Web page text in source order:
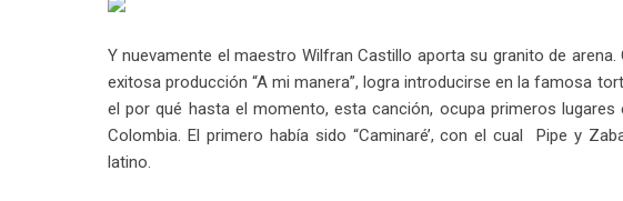
Y nuevamente el maestro Wilfran Castillo aporta su granito de arena.
exitosa producción “A mi manera”, logra introducirse en la famosa
el por qué hasta el momento, esta canción, ocupa primeros
Colombia. El primero había sido “Caminaré’, con el cual Pipe y
latino.